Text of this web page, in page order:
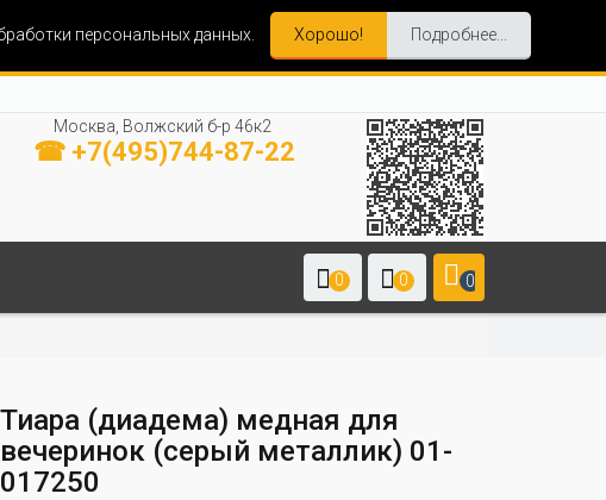
персональных данных. Хорошо! Подробнее...
Москва, Волжский б-р 46к2
☎ +7(495)744-87-22
0 0 0
Тиара (диадема) медная для
вечеринок (серый металлик) 01-
017250